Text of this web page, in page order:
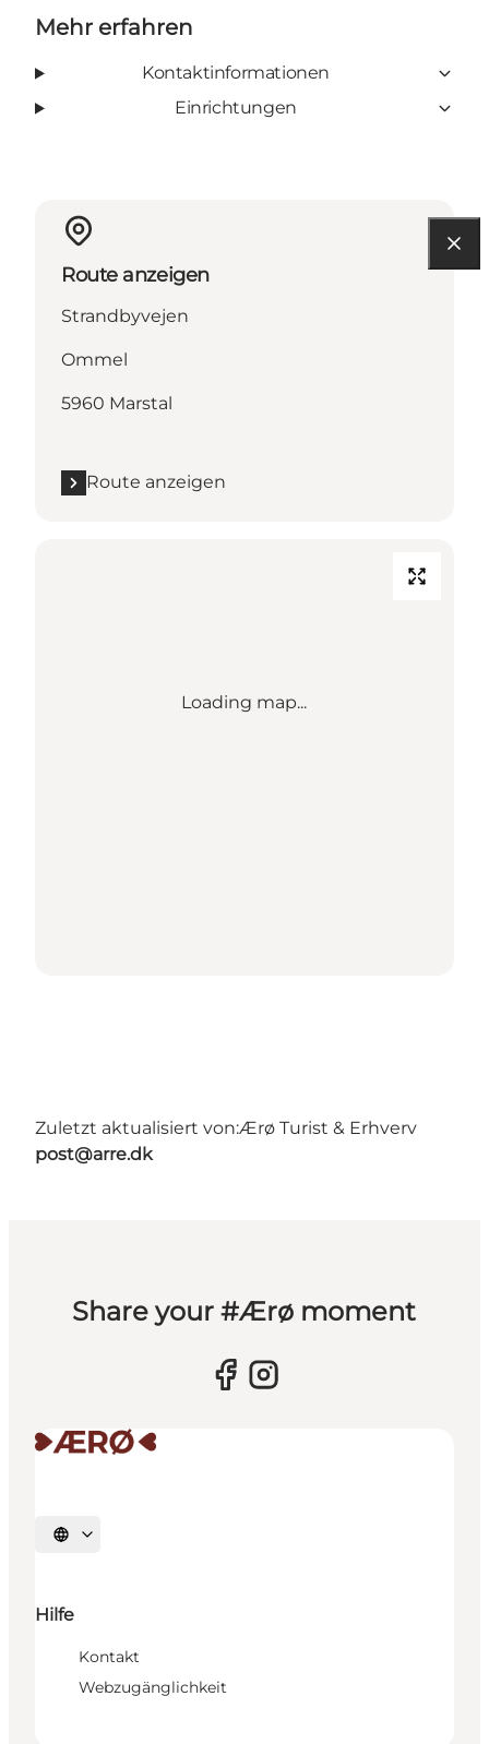
Mehr erfahren
Kontaktinformationen
Einrichtungen
Route anzeigen
Strandbyvejen
Ommel
5960 Marstal
Route anzeigen
Loading map...
Zuletzt aktualisiert von:Ærø Turist & Erhverv
post@arre.dk
Share your #Ærø moment
Sprache auswählen
Hilfe
Kontakt
Webzugänglichkeit